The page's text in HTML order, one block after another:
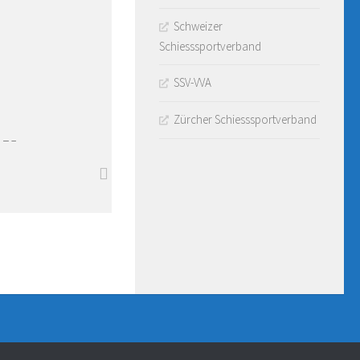
Schweizer
Schiesssportverband
SSV-VVA
Zürcher Schiesssportverband